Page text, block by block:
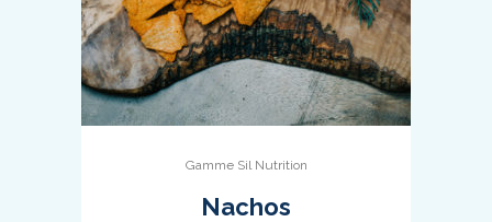
Gamme Sil Nutrition
Nachos